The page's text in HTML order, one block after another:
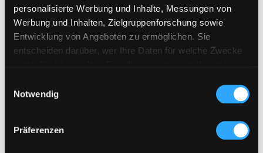
personalisierte Werbung und Inhalte, Messungen von
Werbung und Inhalten, Zielgruppenforschung sowie
Entwicklung von Angeboten zu ermöglichen. Sie
entscheiden darüber, wer Ihre Daten für welche Zwecke
Trigger Symbol ändern oder widerrufen
Informationen über Ihre geografische Lage
Notwendig
Präferenzen
Weitere Empfehlungen